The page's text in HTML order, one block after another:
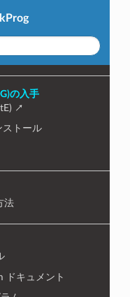
の入手
ストール
法
ドキュメント